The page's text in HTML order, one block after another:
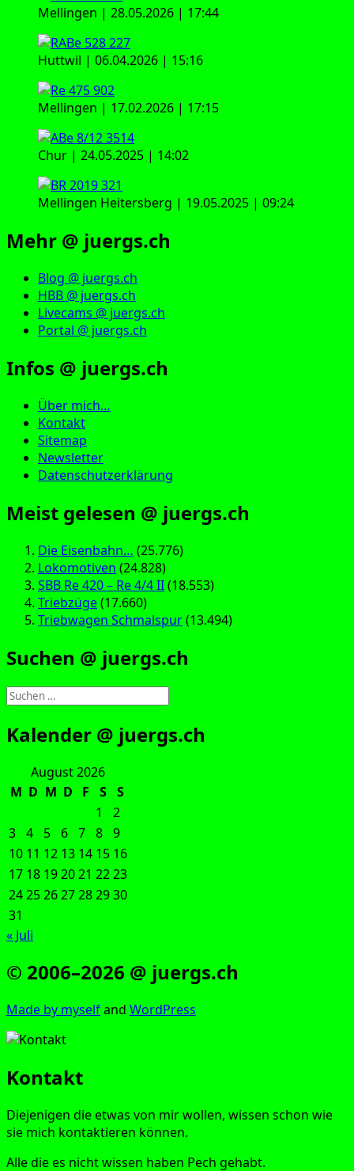
Mellingen | 28.05.2026 | 17:44
Huttwil | 06.04.2026 | 15:16
Mellingen | 17.02.2026 | 17:15
Chur | 24.05.2025 | 14:02
Mellingen Heitersberg | 19.05.2025 | 09:24
Mehr @ juergs.ch
Blog @ juergs.ch
HBB @ juergs.ch
Livecams @ juergs.ch
Portal @ juergs.ch
Infos @ juergs.ch
Über mich…
Kontakt
Sitemap
Newsletter
Datenschutzerklärung
Meist gelesen @ juergs.ch
Die Eisenbahn… (25.776)
Lokomotiven (24.828)
SBB Re 420 – Re 4/4 II(18.553)
Triebzüge(17.660)
Triebwagen Schmalspur(13.494)
Suchen @ juergs.ch
Suchen
nach:
Kalender @ juergs.ch
August 2026
M D M D F S
S
1
2
3 4 5 6 7 8 9
10 11 12 13 14 15 16
17 18 192021 2223
24252627282930
31
« Juli
© 2006–2026 @ juergs.ch
Made by mys­elfand Word­Press
Kontakt
Die­je­ni­gen die etwas von mir wol­len, wis­sen schon wie
sie mich kon­tak­tie­ren können.
Alle die es nicht wis­sen haben Pech gehabt.